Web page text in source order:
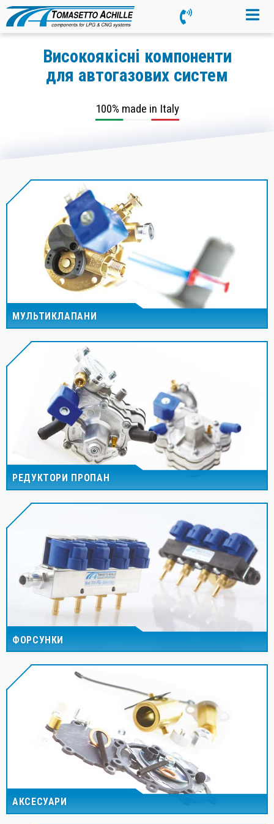
Високоякісні компоненти
для автогазових систем
100% made in Italy
МУЛЬТИКЛАПАНИ
РЕДУКТОРИ ПРОПАН
ФОРСУНКИ
АКСЕСУАРИ